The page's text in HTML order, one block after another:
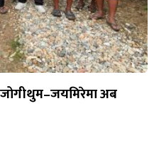
जोगीथुम–जयमिरेमा अब